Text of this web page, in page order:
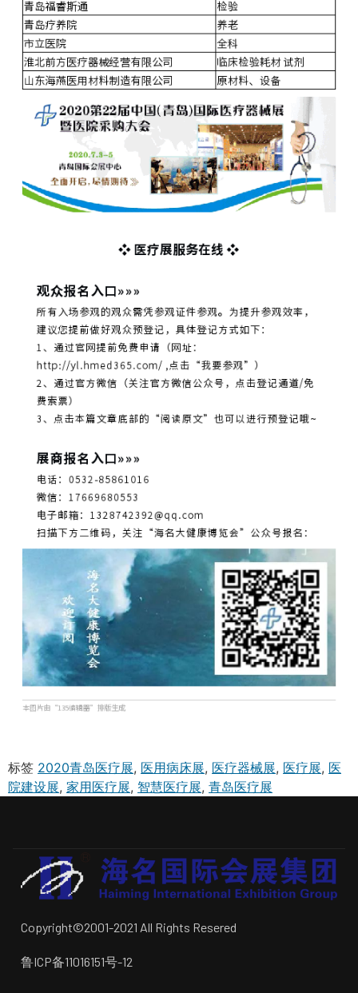
标签 2020青岛医疗展, 医用病床展, 医疗器械展, 医疗展, 医
院建设展, 家用医疗展, 智慧医疗展, 青岛医疗展
Copyright©2001-2021 All Rights Resered
鲁ICP备11016151号-12